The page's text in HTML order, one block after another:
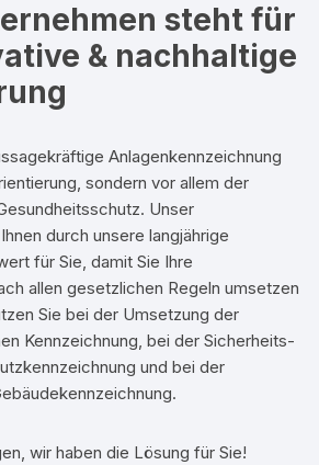
steht für
& nachhaltige
Anlagenkennzeichnung
sondern vor allem der
Unser
durch unsere langjährige
für Sie, damit Sie Ihre
allen gesetzlichen Regeln umsetzen
Sie bei der Umsetzung der
Kennzeichnung, bei der Sicherheits-
und bei der
wir haben die Lösung für Sie!